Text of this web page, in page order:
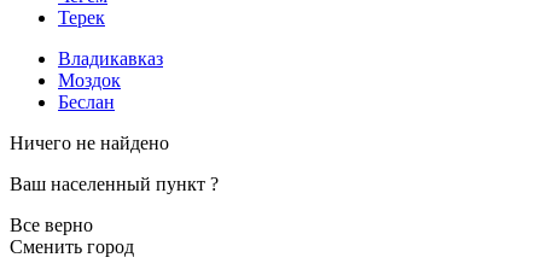
Терек
Владикавказ
Моздок
Беслан
Ничего не найдено
Ваш населенный пункт ?
Все верно
Сменить город